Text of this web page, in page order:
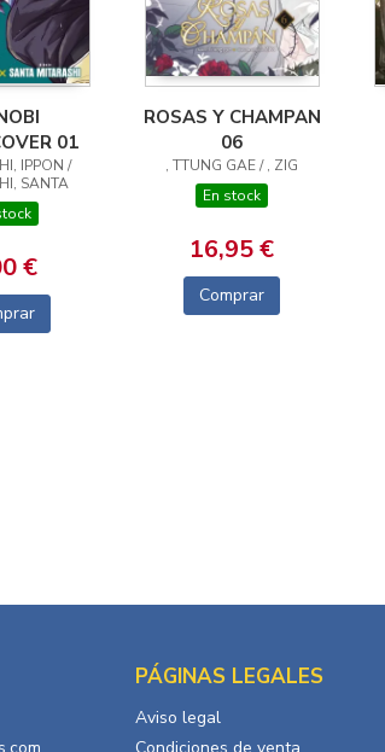
01
IPPON /
SANTA
€
ROSAS Y CHAMPAN
06
, TTUNG GAE / , ZIG
En stock
16,95 €
Comprar
PÁGINAS LEGALES
Aviso legal